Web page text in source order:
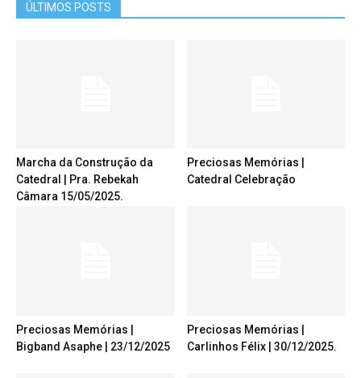
ÚLTIMOS POSTS
Marcha da Construção da
Catedral | Pra. Rebekah
Câmara 15/05/2025.
Preciosas Memórias |
Catedral Celebração
Preciosas Memórias |
Bigband Asaphe | 23/12/2025
Preciosas Memórias |
Carlinhos Félix | 30/12/2025.